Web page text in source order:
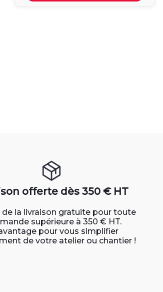
offerte dès 350 € HT
de la livraison gratuite pour toute
supérieure à 350 € HT.
pour vous simplifier
de votre atelier ou chantier !